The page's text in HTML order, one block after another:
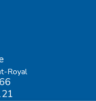
Royal